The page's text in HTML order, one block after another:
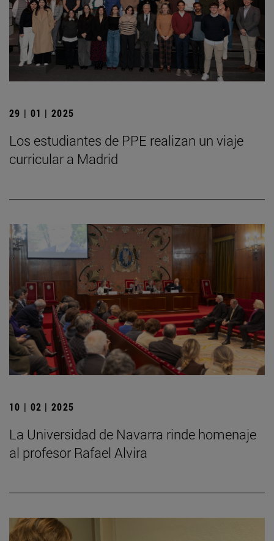
29 | 01 | 2025
Los estudiantes de PPE realizan un viaje
curricular a Madrid
10 | 02 | 2025
La Universidad de Navarra rinde homenaje
al profesor Rafael Alvira